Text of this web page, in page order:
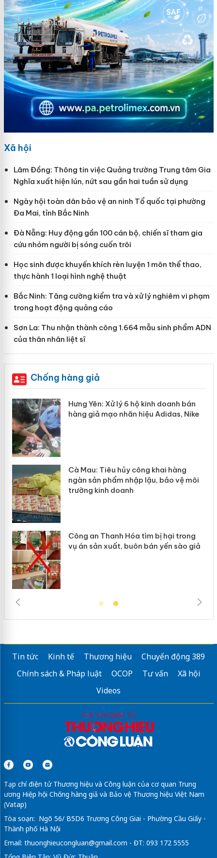
Xã hội
Lâm Đồng: Thông tin việc Quảng trường Trung tâm Gia
Nghĩa xuất hiện lún, nứt sau gần hai tuần sử dụng
Ngày hội toàn dân bảo vệ an ninh Tổ quốc tại phường
Đa Mai, tỉnh Bắc Ninh
Đà Nẵng: Huy động gần 100 cán bộ, chiến sĩ tham gia
cứu nhóm người bị sóng cuốn trôi
Học sinh được khuyến khích rèn luyện 1 môn thể thao,
thực hành 1 loại hình nghệ thuật
Bắc Ninh: Tăng cường kiểm tra và xử lý nghiêm vi phạm
trong hoạt động quảng cáo
Sơn La: Thu nhận thành công 1.664 mẫu sinh phẩm ADN
của thân nhân liệt sĩ
Chống hàng giả
Hưng Yên: Xử lý 6 hộ kinh doanh bán
hàng giả mạo nhãn hiệu Adidas, Nike
Cà Mau: Tiêu hủy công khai hàng
ngàn sản phẩm nhập lậu, bảo vệ môi
trường kinh doanh
Công an Thanh Hóa tìm bị hại trong
vụ án sản xuất, buôn bán yến sào giả
Tin tức Kinh tế Thương hiệu
Chuyển động 389
Chính sách & Pháp luật
OCOP Tư vấn
Xã hội
Videos
Tạp chí điện tử Thương hiệu và Công luận của cơ quan Trung
ương Hiệp hội Chống hàng giả và Bảo vệ Thương hiệu Việt Nam
(Vatap)
Tòa soạn: Ngõ 56/ B5D6 Trương Công Giai - Phường Cầu Giấy -
Thành phố Hà Nội
Email: thuonghieucongluan@gmail.com - ĐT: 093 172 5555